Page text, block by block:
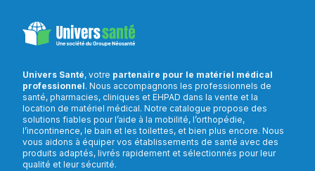
Univers Santé, votre partenaire pour le matériel médical
professionnel. Nous accompagnons les professionnels de
santé, pharmacies, cliniques et EHPAD dans la vente et la
location de matériel médical. Notre catalogue propose des
solutions fiables pour l’aide à la mobilité, l’orthopédie,
l’incontinence, le bain et les toilettes, et bien plus encore. Nous
vous aidons à équiper vos établissements de santé avec des
produits adaptés, livrés rapidement et sélectionnés pour leur
qualité et leur sécurité.